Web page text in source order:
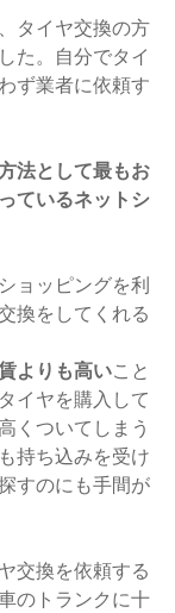
タイヤ交換の方
た。自分でタイ
ず業者に依頼す
法として最もお
ているネットシ
ョッピングを利
換をしてくれる
よりも高いこと
イヤを購入して
くついてしまう
持ち込みを受け
すのにも手間が
交換を依頼する
のトランクに十